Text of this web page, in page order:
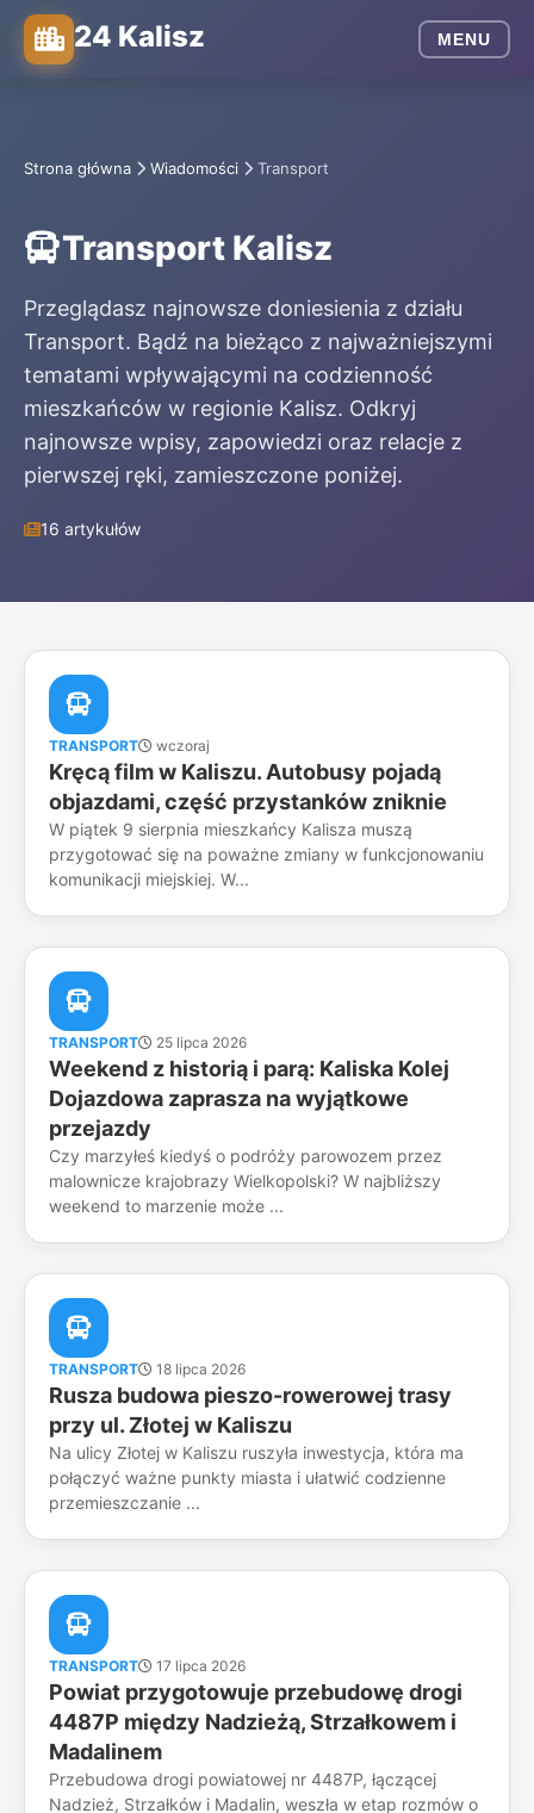
24 Kalisz MENU
Strona główna Wiadomości Transport
Transport Kalisz
Przeglądasz najnowsze doniesienia z działu
Transport. Bądź na bieżąco z najważniejszymi
tematami wpływającymi na codzienność
mieszkańców w regionie Kalisz. Odkryj
najnowsze wpisy, zapowiedzi oraz relacje z
pierwszej ręki, zamieszczone poniżej.
16 artykułów
TRANSPORT wczoraj
Kręcą film w Kaliszu. Autobusy pojadą
objazdami, część przystanków zniknie
W piątek 9 sierpnia mieszkańcy Kalisza muszą
przygotować się na poważne zmiany w funkcjonowaniu
komunikacji miejskiej. W...
TRANSPORT 25 lipca 2026
Weekend z historią i parą: Kaliska Kolej
Dojazdowa zaprasza na wyjątkowe
przejazdy
Czy marzyłeś kiedyś o podróży parowozem przez
malownicze krajobrazy Wielkopolski? W najbliższy
weekend to marzenie może ...
TRANSPORT 18 lipca 2026
Rusza budowa pieszo-rowerowej trasy
przy ul. Złotej w Kaliszu
Na ulicy Złotej w Kaliszu ruszyła inwestycja, która ma
połączyć ważne punkty miasta i ułatwić codzienne
przemieszczanie ...
TRANSPORT 17 lipca 2026
Powiat przygotowuje przebudowę drogi
4487P między Nadzieżą, Strzałkowem i
Madalinem
Przebudowa drogi powiatowej nr 4487P, łączącej
Nadzież, Strzałków i Madalin, weszła w etap rozmów o